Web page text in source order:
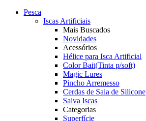
Pesca
Iscas Artificiais
Mais Buscados
Novidades
Acessórios
Hélice para Isca Artificial
Color Bait(Tinta p/soft)
Magic Lures
Pincho Arremesso
Cerdas de Saia de Silicone
Salva Iscas
Categorias
Superfície